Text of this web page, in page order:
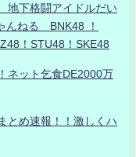
下格闘アイドルだい
んねる BNK48 ！
！STU48！SKE48
ネット乞食DE2000万
とめ速報！！激しくハ